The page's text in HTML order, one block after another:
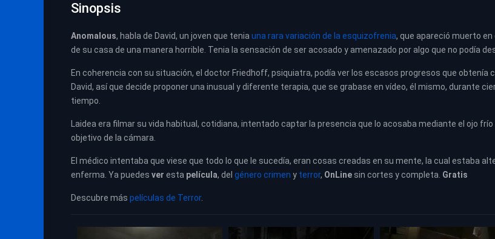
Sinopsis
Anomalous, habla de David, un joven que tenia una rara variación de la esquizofrenia, que apareció muerto en
de su casa de una manera horrible. Tenia la sensación de ser acosado y amenazado por algo que no podía
En coherencia con su situación, el doctor Friedhoff, psiquiatra, podía ver los escasos progresos que obtenía
David, así que decide proponer una inusual y diferente terapia, que se grabase en vídeo, él mismo, durante
tiempo.
Laidea era filmar su vida habitual, cotidiana, intentado captar la presencia que lo acosaba mediante el ojo frío
objetivo de la cámara.
El médico intentaba que viese que todo lo que le sucedía, eran cosas creadas en su mente, la cual estaba
enferma. Ya puedes ver esta película, del género crimen y terror, OnLine sin cortes y completa. Gratis
Descubre más películas de Terror.